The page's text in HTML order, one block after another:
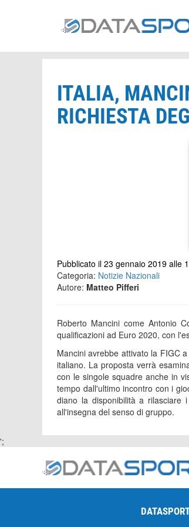
ITALIA,
RICHIESTA
Pubblicato il 23 gennaio 2019 alle
Categoria: Notizie Nazionali
Autore: Matteo Pifferi
Roberto Mancini come Antonio
qualificazioni ad Euro 2020, con
Mancini avrebbe attivato la FIGC
italiano. La proposta verrà
con le singole squadre anche in
tempo dall'ultimo incontro con i
diano la disponibilità a rilasciare
all'insegna del senso di gruppo.
';